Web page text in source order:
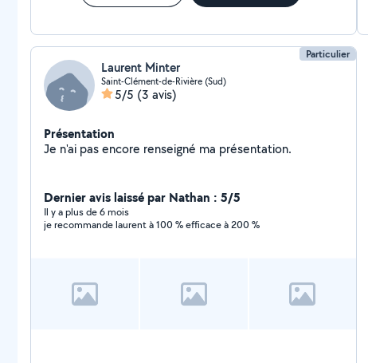
Particulier
Laurent Minter
Saint-Clément-de-Rivière (Sud)
5/5 (3 avis)
Présentation
Je n'ai pas encore renseigné ma présentation.
Dernier avis laissé par Nathan : 5/5
Il y a plus de 6 mois
je recommande laurent à 100 % efficace à 200 %